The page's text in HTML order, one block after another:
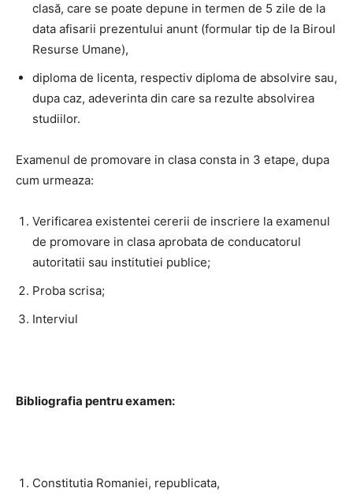
clasă, care se poate depune in termen de 5 zile de la
data afisarii prezentului anunt (formular tip de la Biroul
Resurse Umane),
diploma de licenta, respectiv diploma de absolvire sau,
dupa caz, adeverinta din care sa rezulte absolvirea
studiilor.
Examenul de promovare in clasa consta in 3 etape, dupa
cum urmeaza:
Verificarea existentei cererii de inscriere la examenul
de promovare in clasa aprobata de conducatorul
autoritatii sau institutiei publice;
Proba scrisa;
Interviul
Bibliografia pentru examen:
Constitutia Romaniei, republicata,